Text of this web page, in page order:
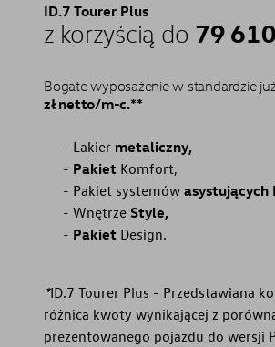
ID.7 Tourer Plus
z korzyścią do 79
Bogate wyposażenie w standardzie
zł netto/m-c.**⁠
Lakier metaliczny,
Pakiet Komfort,
Pakiet systemów asystujących
Wnętrze Style,
Pakiet Design.
*ID.7 Tourer Plus - Przedstawiana
różnica kwoty wynikającej z
prezentowanego pojazdu do wersji